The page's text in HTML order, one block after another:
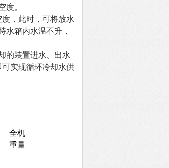
度。
，此时，可将放水
水箱内水温不升，
的装置进水、出水
实现循环冷却水供
全机
重量